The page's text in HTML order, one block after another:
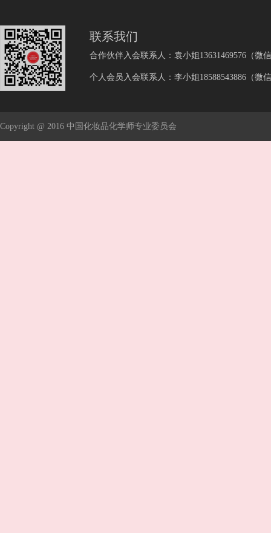
联系我们
合作伙伴入会联系人：袁小姐13631469576（微
个人会员入会联系人：李小姐18588543886（微
Copyright @ 2016 中国化妆品化学师专业委员会